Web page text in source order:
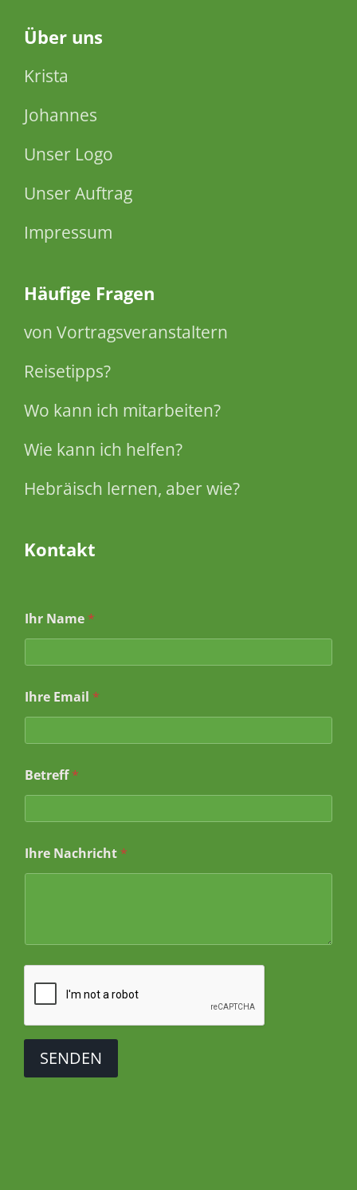
Über uns
Krista
Johannes
Unser Logo
Unser Auftrag
Impressum
Häufige Fragen
von Vortragsveranstaltern
Reisetipps?
Wo kann ich mitarbeiten?
Wie kann ich helfen?
Hebräisch lernen, aber wie?
Kontakt
Ihr Name *
Ihre Email *
h
r
*
h
r
Betreff*
Ihre Nachricht *
SENDEN